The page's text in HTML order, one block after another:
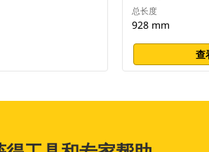
总长度
928 mm
查